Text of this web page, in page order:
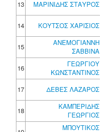
13
ΜΑΡΙΝΙΔΗΣ ΣΤΑΥΡΟΣ
14 ΚΟΥΤΣΟΣ ΧΑΡΙΣΙΟΣ
15
ΑΝΕΜΟΓΙΑΝΝΗ
ΣΑΒΒΙΝΑ
16
ΓΕΩΡΓΙΟΥ
ΚΩΝΣΤΑΝΤΙΝΟΣ
17
ΔΕΒΕΣ ΛΑΖΑΡΟΣ
18
ΚΑΜΠΕΡΙΔΗΣ
ΓΕΩΡΓΙΟΣ
ΜΠΟΥΤΙΚΟΣ